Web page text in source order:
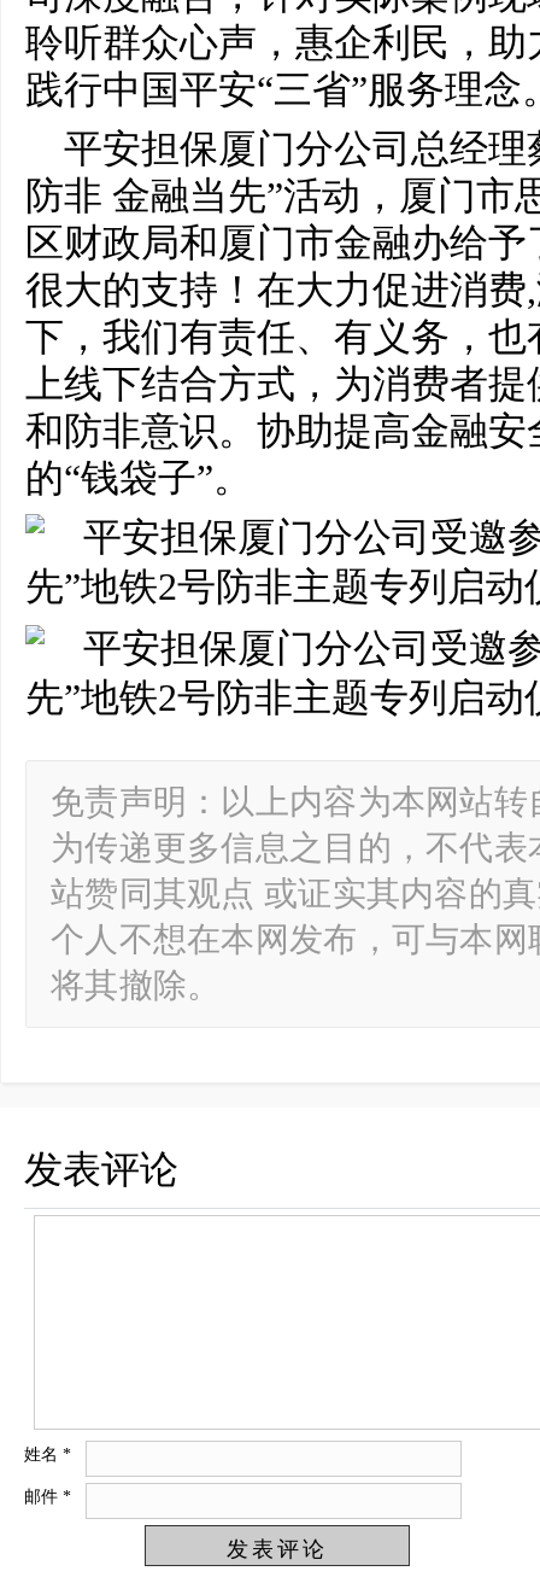
聆听群众心声，惠企利民，
践行中国平安“三省”服务理念
平安担保厦门分公司总经
防非 金融当先”活动，厦门市
区财政局和厦门市金融办给
很大的支持！在大力促进消
下，我们有责任、有义务，
上线下结合方式，为消费者
和防非意识。协助提高金融
的“钱袋子”。
免责声明：以上内容为本网站
为传递更多信息之目的，不代
站赞同其观点 或证实其内容的
个人不想在本网发布，可与本
将其撤除。
发表评论
姓名 *
邮件 *